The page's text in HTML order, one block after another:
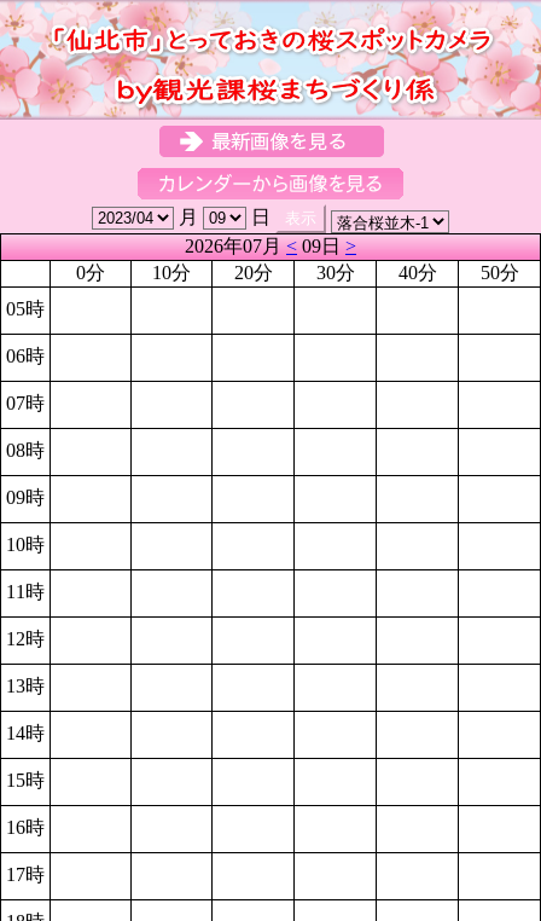
月
日
2026年07月<09日>
0分
10分 20分 30分 40分
50分
05時
06時
07時
08時
09時
10時
11時
12時
13時
14時
15時
16時
17時